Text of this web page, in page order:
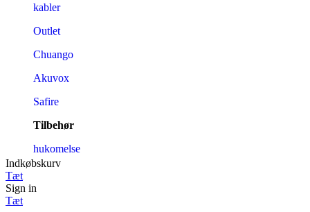
kabler
Outlet
Chuango
Akuvox
Safire
Tilbehør
hukomelse
Indkøbskurv
Tæt
Sign in
Tæt